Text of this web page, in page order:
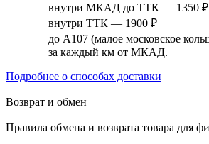
внутри МКАД до ТТК — 1350 ₽
внутри ТТК — 1900 ₽
до А107 (малое московское
за каждый км от МКАД.
Подробнее о способах доставки
Возврат и обмен
Правила обмена и возврата товара для